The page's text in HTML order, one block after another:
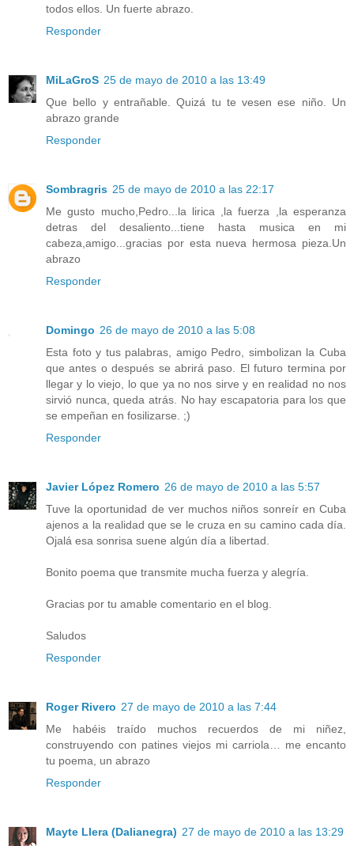
todos ellos. Un fuerte abrazo.
Responder
MiLaGroS 25 de mayo de 2010 a las 13:49
Que bello y entrañable. Quizá tu te vesen ese niño. Un
abrazo grande
Responder
Sombragris 25 de mayo de 2010 a las 22:17
Me gusto mucho,Pedro...la lirica ,la fuerza ,la esperanza
detras del desaliento...tiene hasta musica en mi
cabeza,amigo...gracias por esta nueva hermosa pieza.Un
abrazo
Responder
Domingo 26 de mayo de 2010 a las 5:08
Esta foto y tus palabras, amigo Pedro, simbolizan la Cuba
que antes o después se abrirá paso. El futuro termina por
llegar y lo viejo, lo que ya no nos sirve y en realidad no nos
sirvió nunca, queda atrás. No hay escapatoria para los que
se empeñan en fosilizarse. ;)
Responder
Javier López Romero 26 de mayo de 2010 a las 5:57
Tuve la oportunidad de ver muchos niños sonreír en Cuba
ajenos a la realidad que se le cruza en su camino cada día.
Ojalá esa sonrisa suene algún día a libertad.
Bonito poema que transmite mucha fuerza y alegría.
Gracias por tu amable comentario en el blog.
Saludos
Responder
Roger Rivero 27 de mayo de 2010 a las 7:44
Me habéis traído muchos recuerdos de mi niñez,
construyendo con patines viejos mi carriola… me encanto
tu poema, un abrazo
Responder
Mayte Llera (Dalianegra) 27 de mayo de 2010 a las 13:29